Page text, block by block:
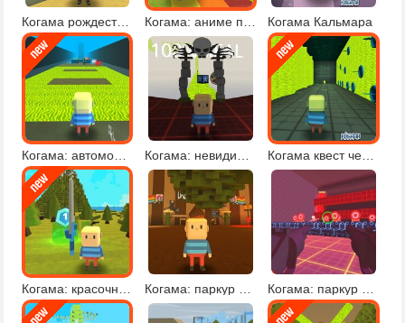
Когама рождественское приключение Когама: аниме паркур Когама Кальмара
Когама: автомобильный паркур Когама: невидимый паркур Когама квест челлендж
Когама: красочный паркур Когама: паркур в лесу Когама: паркур и шутер